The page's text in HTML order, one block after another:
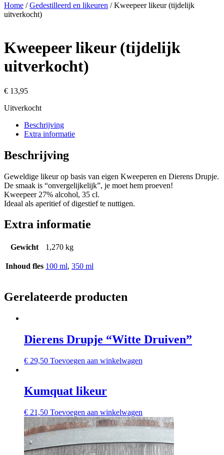
Home /Gedestilleerd en likeuren / Kweepeer likeur (tijdelijk
uitverkocht)
Kweepeer likeur (tijdelijk
uitverkocht)
€ 13,95
Uitverkocht
Beschrijving
Extra informatie
Beschrijving
Geweldige likeur op basis van eigen Kweeperen en Dierens Drupje.
De smaak is “onvergelijkelijk”, je moet hem proeven!
Kweepeer 27% alcohol, 35 cl.
Ideaal als aperitief of digestief te nuttigen.
Extra informatie
Gewicht 1,270 kg
Inhoud fles 100 ml, 350 ml
Gerelateerde producten
Dierens Drupje “Witte Druiven”
€ 29,50 Toevoegen aan winkelwagen
Kumquat likeur
€ 21,50 Toevoegen aan winkelwagen